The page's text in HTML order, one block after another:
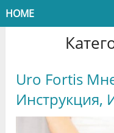
HOME
Uro Fortis
Инструкция,